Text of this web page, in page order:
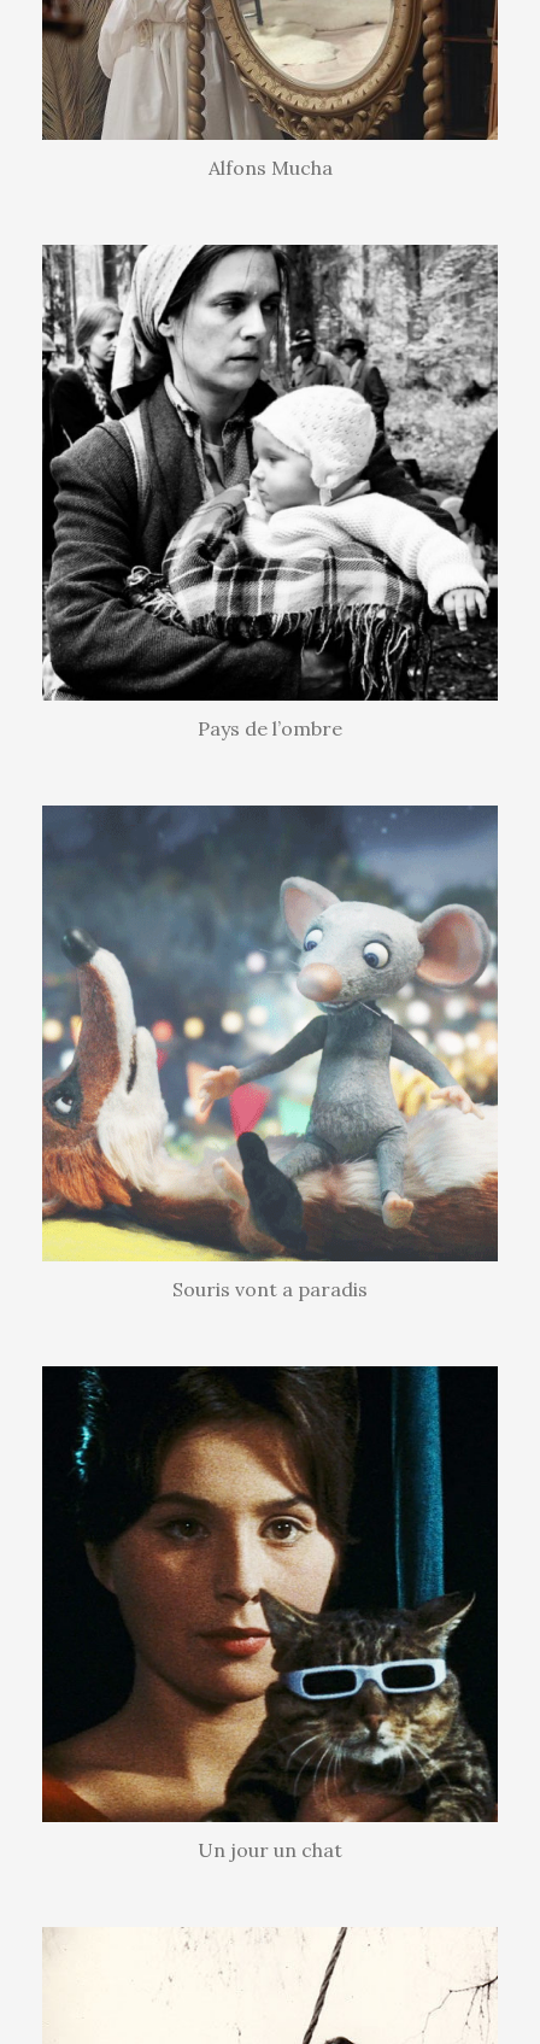
Alfons Mucha
Pays de l’ombre
Souris vont a paradis
Un jour un chat